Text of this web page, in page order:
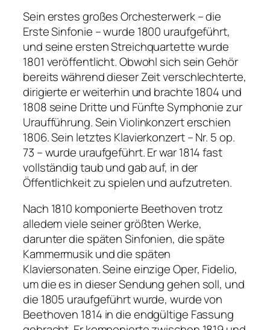
Sein erstes großes Orchesterwerk – die
Erste Sinfonie – wurde 1800 uraufgeführt,
und seine ersten Streichquartette wurde
1801 veröffentlicht. Obwohl sich sein Gehör
bereits während dieser Zeit verschlechterte,
dirigierte er weiterhin und brachte 1804 und
1808 seine Dritte und Fünfte Symphonie zur
Uraufführung. Sein Violinkonzert erschien
1806. Sein letztes Klavierkonzert – Nr. 5 op.
73 – wurde uraufgeführt. Er war 1814 fast
vollständig taub und gab auf, in der
Öffentlichkeit zu spielen und aufzutreten.
Nach 1810 komponierte Beethoven trotz
alledem viele seiner größten Werke,
darunter die späten Sinfonien, die späte
Kammermusik und die späten
Klaviersonaten. Seine einzige Oper, Fidelio,
um die es in dieser Sendung gehen soll, und
die 1805 uraufgeführt wurde, wurde von
Beethoven 1814 in die endgültige Fassung